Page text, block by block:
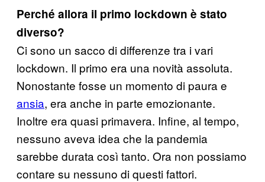
Perché allora il primo lockdown è stato
diverso?
Ci sono un sacco di differenze tra i vari
lockdown. Il primo era una novità assoluta.
Nonostante fosse un momento di paura e
ansia, era anche in parte emozionante.
Inoltre era quasi primavera. Infine, al tempo,
nessuno aveva idea che la pandemia
sarebbe durata così tanto. Ora non possiamo
contare su nessuno di questi fattori.